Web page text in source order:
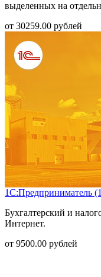
выделенных на
от 30259.00 рублей
1С:Предприниматель
Бухгалтерский и
Интернет.
от 9500.00 рублей